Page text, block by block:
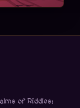
of Riddles: